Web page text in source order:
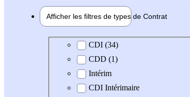
Afficher les filtres de types de Contrat
Type de contratCDI (34)
CDD (1)
Intérim
CDI Intérimaire